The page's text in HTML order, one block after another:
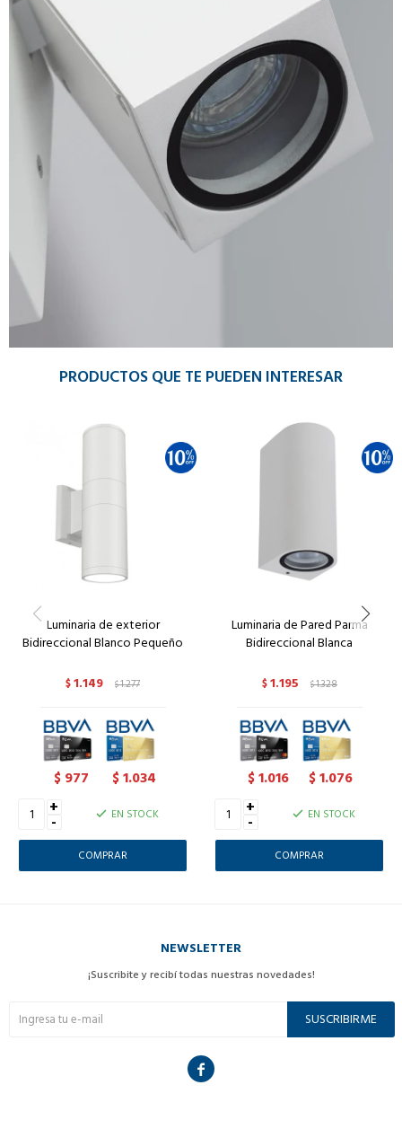
PRODUCTOS QUE TE PUEDEN INTERESAR
Luminaria de exterior
Bidireccional Blanco Pequeño
$1.149 $1.277
$ 977 $1.034
+
- EN STOCK
Luminaria de Pared Parma
Bidireccional Blanca
$1.195 $1.328
$1.016 $1.076
+
- EN STOCK
NEWSLETTER
¡Suscribite y recibí todas nuestras novedades!
SUSCRIBIRME
